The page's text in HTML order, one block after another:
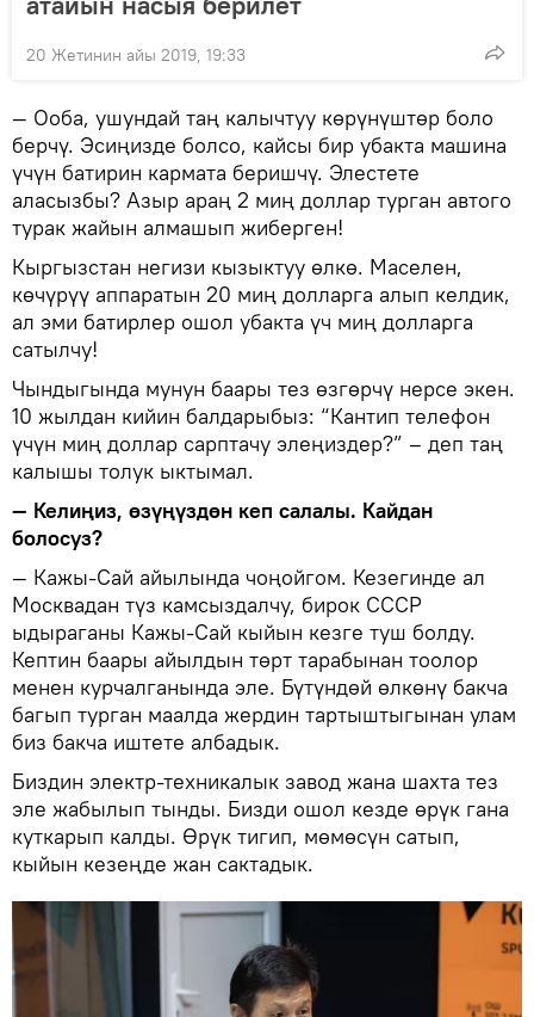
20 Жетинин айы 2019, 19:33
— Ооба, ушундай таң калычтуу көрүнүштөр боло
берчү. Эсиңизде болсо, кайсы бир убакта машина
үчүн батирин кармата беришчү. Элестете
аласызбы? Азыр араң 2 миң доллар турган автого
турак жайын алмашып жиберген!
Кыргызстан негизи кызыктуу өлкө. Маселен,
көчүрүү аппаратын 20 миң долларга алып келдик,
ал эми батирлер ошол убакта үч миң долларга
сатылчу!
Чындыгында мунун баары тез өзгөрчү нерсе экен.
10 жылдан кийин балдарыбыз: “Кантип телефон
үчүн миң доллар сарптачу элеңиздер?” – деп таң
калышы толук ыктымал.
— Келиңиз, өзүңүздөн кеп салалы. Кайдан
болосуз?
— Кажы-Сай айылында чоңойгом. Кезегинде ал
Москвадан түз камсыздалчу, бирок СССР
ыдыраганы Кажы-Сай кыйын кезге туш болду.
Кептин баары айылдын төрт тарабынан тоолор
менен курчалганында эле. Бүтүндөй өлкөнү бакча
багып турган маалда жердин тартыштыгынан улам
биз бакча иштете албадык.
Биздин электр-техникалык завод жана шахта тез
эле жабылып тынды. Бизди ошол кезде өрүк гана
куткарып калды. Өрүк тигип, мөмөсүн сатып,
кыйын кезеңде жан сактадык.